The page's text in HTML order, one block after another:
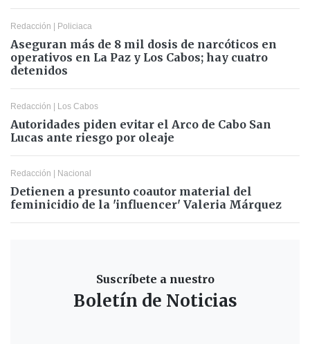
Redacción | Policiaca
Aseguran más de 8 mil dosis de narcóticos en
operativos en La Paz y Los Cabos; hay cuatro
detenidos
Redacción | Los Cabos
Autoridades piden evitar el Arco de Cabo San
Lucas ante riesgo por oleaje
Redacción | Nacional
Detienen a presunto coautor material del
feminicidio de la 'influencer' Valeria Márquez
Suscríbete a nuestro
Boletín de Noticias